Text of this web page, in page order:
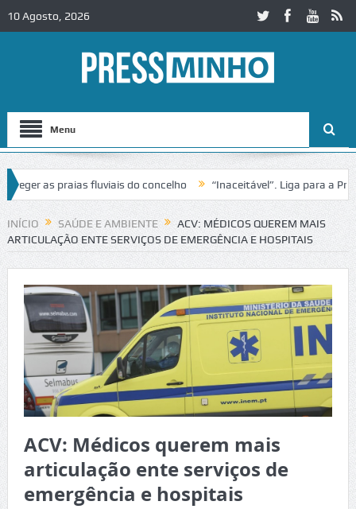
10 Agosto, 2026
Menu
as praias fluviais do concelho “Inaceitável”. Liga para a
de trânsito no IC2 em Alcobaça Igreja do Castelo de
INÍCIO SAÚDE E AMBIENTE
ACV: MÉDICOS QUEREM MAIS
ARTICULAÇÃO ENTE SERVIÇOS DE EMERGÊNCIA E HOSPITAIS
ACV: Médicos querem mais
articulação ente serviços de
emergência e hospitais